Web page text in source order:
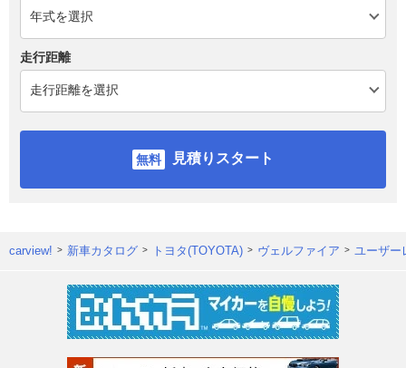
走行距離
見積りスタート
carview! 新車カタログ トヨタ(TOYOTA) ヴェルファイア ユーザー